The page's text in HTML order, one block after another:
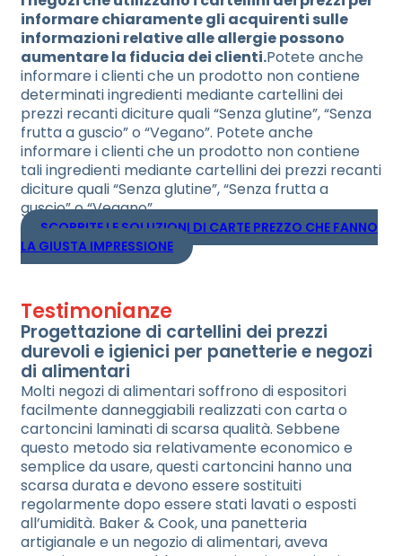
informare chiaramente gli acquirenti sulle
informazioni relative alle allergie possono
aumentare la fiducia dei clienti.Potete anche
informare i clienti che un prodotto non contiene
determinati ingredienti mediante cartellini dei
prezzi recanti diciture quali “Senza glutine”, “Senza
frutta a guscio” o “Vegano”. Potete anche
informare i clienti che un prodotto non contiene
tali ingredienti mediante cartellini dei prezzi recanti
diciture quali “Senza glutine”, “Senza frutta a
guscio” o “Vegano”.
SCOPRITE LE SOLUZIONI DI CARTE PREZZO CHE FANNO
LA GIUSTA IMPRESSIONE
Testimonianze
Progettazione di cartellini dei prezzi
durevoli e igienici per panetterie e negozi
di alimentari
Molti negozi di alimentari soffrono di espositori
facilmente danneggiabili realizzati con carta o
cartoncini laminati di scarsa qualità. Sebbene
questo metodo sia relativamente economico e
semplice da usare, questi cartoncini hanno una
scarsa durata e devono essere sostituiti
regolarmente dopo essere stati lavati o esposti
all’umidità. Baker & Cook, una panetteria
artigianale e un negozio di alimentari, aveva